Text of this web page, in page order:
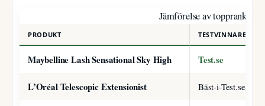
Jämförelse av topprankade
PRODUKT TESTVINNARE
Maybelline Lash Sensational Sky High Test.se
L’Oréal Telescopic Extensionist Bäst-i-Test.se